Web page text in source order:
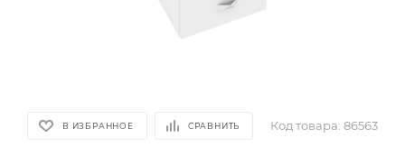
В ИЗБРАННОЕ СРАВНИТЬ Код товара: 86563